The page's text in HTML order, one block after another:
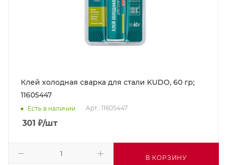
Клей холодная сварка для стали KUDO, 60 гр;
11605447
Есть в наличии Арт.: 11605447
301 ₽/шт
В КОРЗИНУ